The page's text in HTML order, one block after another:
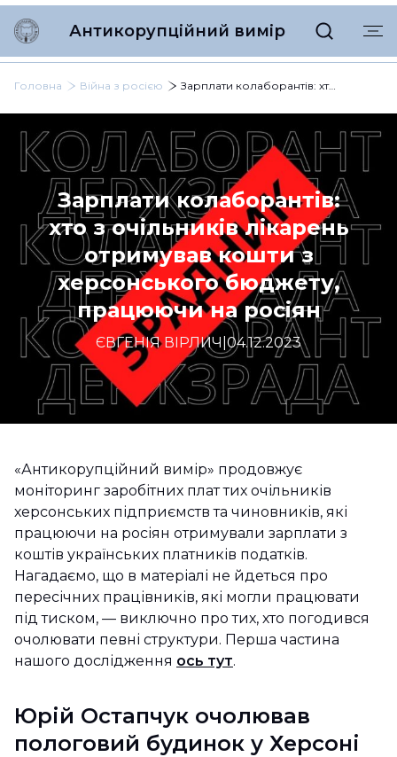
Антикорупційний вимір
Головна Війна з росією Зарплати колаборантів: хто з очільників лікарень отримував кошти з херсонського бюджету, працюючи на росіян
Зарплати колаборантів:
хто з очільників лікарень
отримував кошти з
херсонського бюджету,
працюючи на росіян
ЄВГЕНІЯ ВІРЛИЧ 04.12.2023
«Антикорупційний вимір» продовжує
моніторинг заробітних плат тих очільників
херсонських підприємств та чиновників, які
працюючи на росіян отримували зарплати з
коштів українських платників податків.
Нагадаємо, що в матеріалі не йдеться про
пересічних працівників, які могли працювати
під тиском, — виключно про тих, хто погодився
очолювати певні структури. Перша частина
нашого дослідження ось тут.
Юрій Остапчук очолював
пологовий будинок у Херсоні